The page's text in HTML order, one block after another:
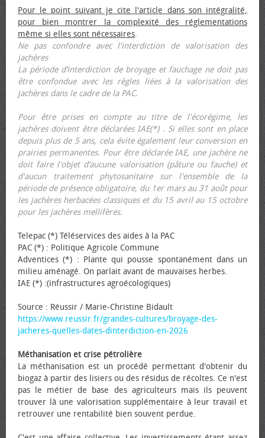
Pour le point suivant je cite l'article dans son intégralité,
pour bien montrer la complexité des réglementations
même si elles sont nécessaires.
Ne pas confondre avec l'interdiction de valorisation des
jachères
La période d’interdiction de broyage et fauchage ne doit pas
être confondue avec les règles liées à la valorisation des
jachères dans le cadre de la PAC.
Pour être prises en compte au titre de l'écorégime, les
jachères doivent être déclarées IAE(*) . Si elles sont en place
depuis plus de 5 ans, cela évite également leur conversion en
prairies permanentes. Pour être déclarée IAE, une jachère ne
doit faire l'objet d’aucune valorisation (pâture ou fauche) et
d'aucun traitement phytosanitaire sur l'ensemble de la
période de présence obligatoire, du 1er mars au 31 août pour
les jachères herbacées classiques et du 15 avril au 15 octobre
pour les jachères mellifères.
Telepac (*) Téléservices des aides à la PAC
PAC (*) : Politique Agricole Commune
Adventices (*) : Plante qui pousse spontanément dans un
milieu aménagé. On parlait avant de mauvaises herbes.
IAE (*) :(infrastructures agroécologiques)
Source : Réussir / Marie-Christine Bidault
https://www.reussir.fr/grandes-cultures/broyage-des-
jacheres-quelles-dates-dinterdiction-en-2026
Méthanisation et crise pétrolière
La méthanisation est un procédé permettant d'obtenir du
biogaz à partir des lisiers ou des résidus de récoltes. Ce n'est
pas le métier de base des agriculteurs mais ils peuvent
trouver là une valorisation supplémentaire à leur travail et
retrouver une rentabilité bien souvent perdue.